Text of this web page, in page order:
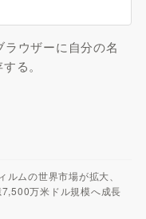
ウザーに自分の名
る。
ルムの世界市場が拡大、
万米ドル規模へ成長